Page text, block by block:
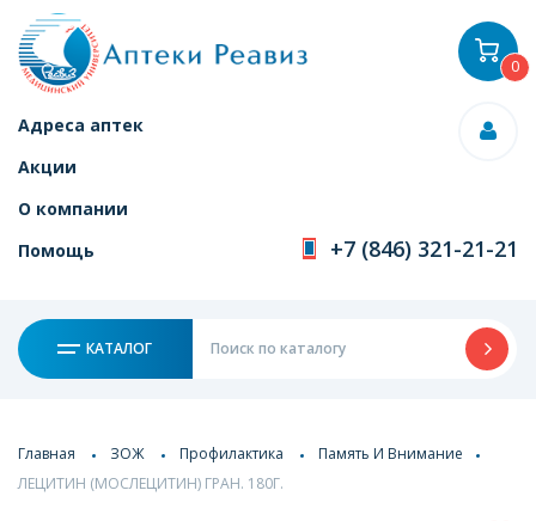
Адреса аптек
Акции
О компании
Помощь
+7 (846) 321-21-21
КАТАЛОГ
0
Главная ЗОЖ Профилактика
Память И Внимание
ЛЕЦИТИН (МОСЛЕЦИТИН) ГРАН. 180Г.